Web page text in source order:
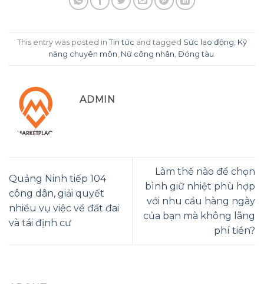
This entry was posted in Tin tức and tagged Sức lao động Kỹ
năng chuyên môn Nữ công nhân Đóng tàu
ADMIN
Quảng Ninh tiếp 104
công dân, giải quyết
nhiều vụ việc về đất đai
và tái định cư
Làm thế nào để chọn
bình giữ nhiệt phù hợp
với nhu cầu hàng ngày
của bạn mà không lãng
phí tiền?